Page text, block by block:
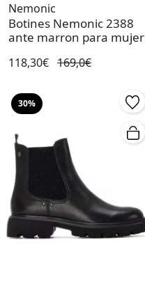
Nemonic
Botines Nemonic 2388
ante marron para mujer
118,30€ 169,0€
30%